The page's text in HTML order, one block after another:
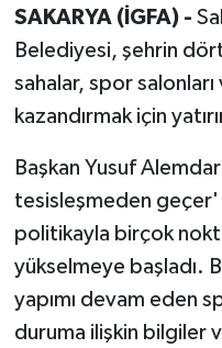
SAKARYA (İGFA) -
Belediyesi, şehrin
sahalar, spor
kazandırmak için
Başkan Yusuf
tesisleşmeden geçer'
politikayla birçok
yükselmeye başladı.
yapımı devam eden
duruma ilişkin bilgiler